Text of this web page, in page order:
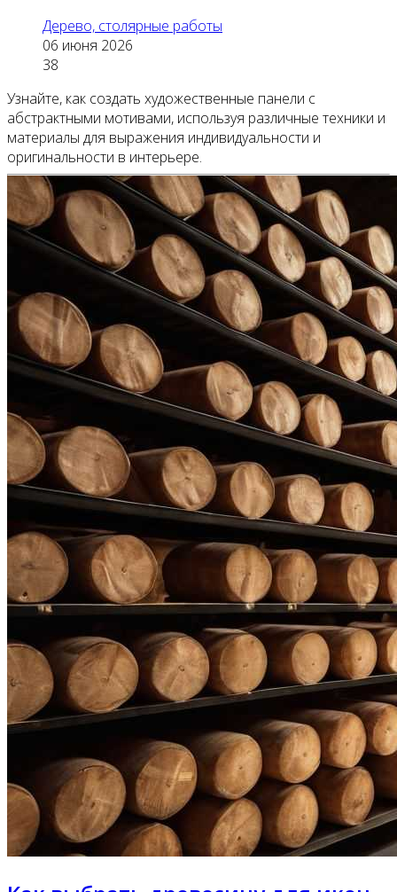
Дерево, столярные работы
06 июня 2026
38
Узнайте, как создать художественные панели с
абстрактными мотивами, используя различные техники и
материалы для выражения индивидуальности и
оригинальности в интерьере.